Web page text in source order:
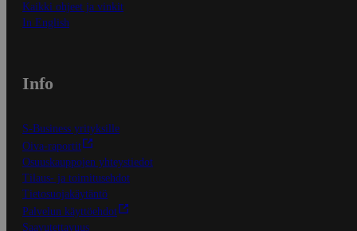
Kaikki ohjeet ja vinkit
In English
Info
S-Business yrityksille
Oiva-raportit
Osuuskauppojen yhteystiedot
Tilaus- ja toimitusehdot
Tietosuojakäytäntö
Palvelun käyttöehdot
Saavutettavuus